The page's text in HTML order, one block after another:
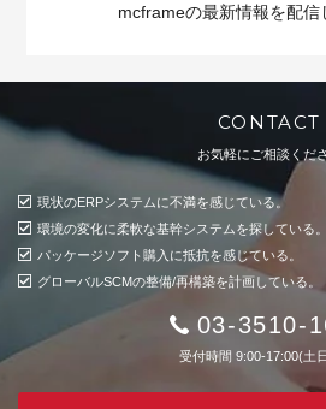
mcframeの最新情報を配信
CONTACT
お気軽にご相談くだ
現状のERPシステムに不満を感じている。
環境の変化に柔軟な基幹システムを探している。
パッケージソフト購入に抵抗を感じている。
グローバルSCMの整備/再構築を計画している。
03-3510-
受付時間 9:00-17:00(土